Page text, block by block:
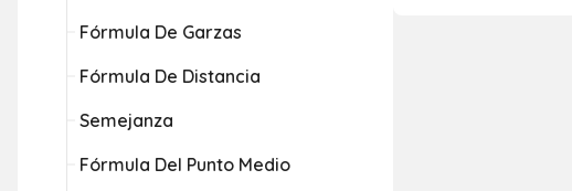
Fórmula De Garzas
Fórmula De Distancia
Semejanza
Fórmula Del Punto Medio